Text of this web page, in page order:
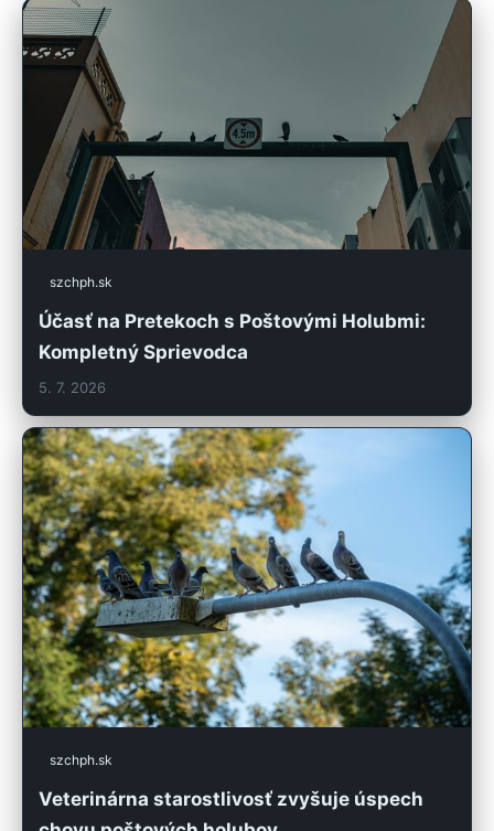
szchph.sk
Účasť na Pretekoch s Poštovými Holubmi:
Kompletný Sprievodca
5. 7. 2026
szchph.sk
Veterinárna starostlivosť zvyšuje úspech